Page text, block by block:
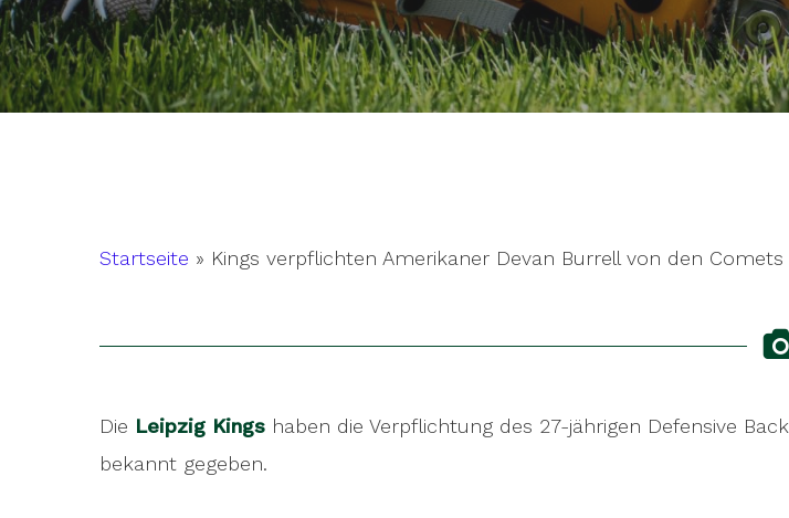
Hit enter to search or ESC to close
Startseite » Kings verpflichten Amerikaner Devan Burrell von den Comets
Die Leipzig Kings haben die Verpflichtung des 27-jährigen Defensive Back
bekannt gegeben.